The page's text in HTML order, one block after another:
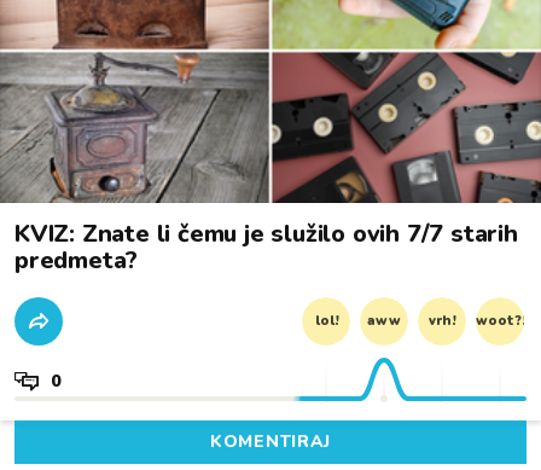
KVIZ: Znate li čemu je služilo ovih 7/7 starih
predmeta?
lol! aww vrh! woot?!
0
KOMENTIRAJ